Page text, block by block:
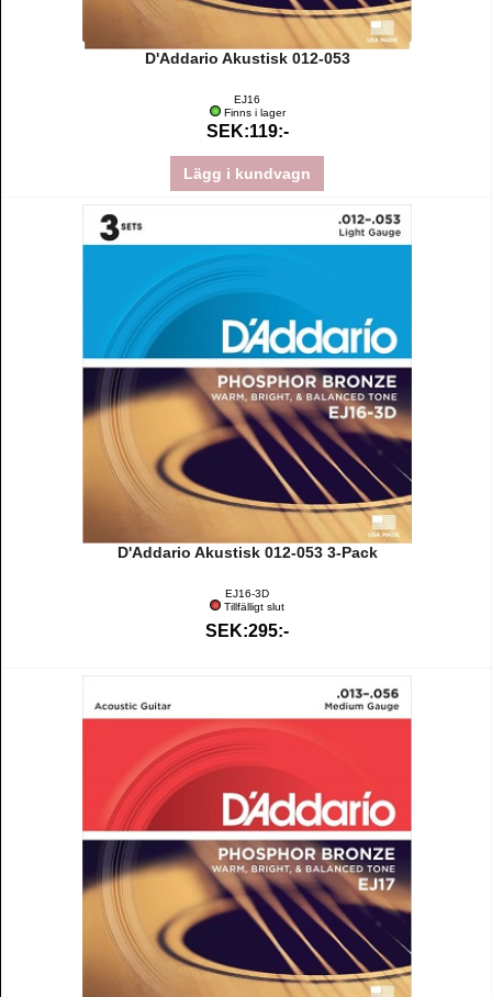
D'Addario Akustisk 012-053
EJ16
Finns i lager
SEK:119:-
Lägg i kundvagn
D'Addario Akustisk 012-053 3-Pack
EJ16-3D
Tillfälligt slut
SEK:295:-